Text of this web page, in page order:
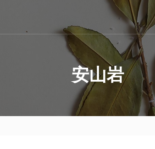
安山岩